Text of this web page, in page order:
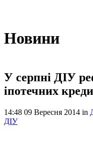
Новини
У серпні ДІУ
іпотечних
14:48 09 Вересня 2014 in
ДІУ